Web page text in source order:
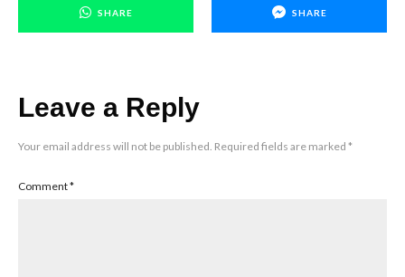
SHARE SHARE
Leave a Reply
Your email address will not be published. Required fields are marked *
Comment*